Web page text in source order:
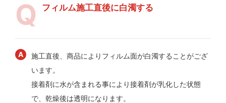
フィルム施工直後に白濁する
施工直後、商品によりフィルム面が白濁することがござ
います。
接着剤に水が含まれる事により接着剤が乳化した状態
で、乾燥後は透明になります。